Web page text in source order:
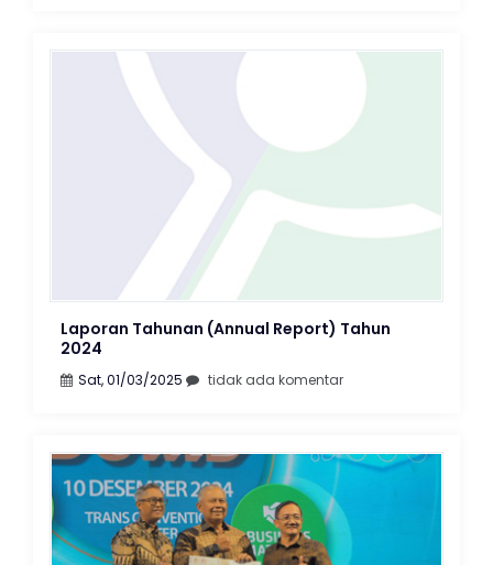
Laporan Tahunan (Annual Report) Tahun
2024
Sat, 01/03/2025 tidak ada komentar